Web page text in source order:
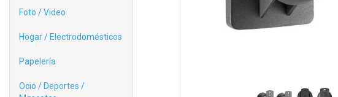
Foto / Video
Hogar / Electrodomésticos
Papelería
Ocio / Deportes /